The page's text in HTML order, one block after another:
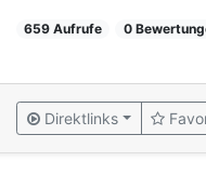
659 Aufrufe 0
Direktlinks